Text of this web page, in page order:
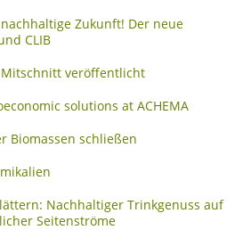
Zukunft! Der neue
CLIB
veröffentlicht
solutions at ACHEMA
Biomassen schließen
Nachhaltiger Trinkgenuss auf
Seitenströme